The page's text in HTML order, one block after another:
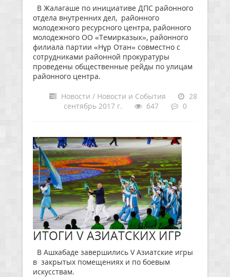
В Жалагаше по инициативе ДПС районного
отдела внутренних дел, районного
молодежного ресурсного центра, районного
молодежного ОО «Темирказык», районного
филиала партии «Нұр Отан» совместно с
сотрудниками районной прокуратуры
проведены общественные рейды по улицам
районного центра.
Новости / Новости и События
28
сентябрь 2017 г.
647 0
ИТОГИ V АЗИАТСКИХ ИГР
В Ашхабаде завершились V Азиатские игры
в закрытых помещениях и по боевым
искусствам.